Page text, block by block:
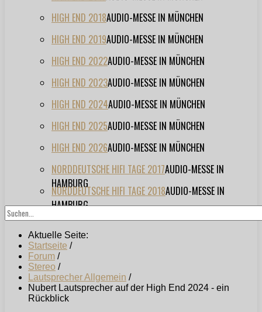
HIGH END 2018AUDIO-MESSE IN MÜNCHEN
HIGH END 2019AUDIO-MESSE IN MÜNCHEN
HIGH END 2022AUDIO-MESSE IN MÜNCHEN
HIGH END 2023AUDIO-MESSE IN MÜNCHEN
HIGH END 2024AUDIO-MESSE IN MÜNCHEN
HIGH END 2025AUDIO-MESSE IN MÜNCHEN
HIGH END 2026AUDIO-MESSE IN MÜNCHEN
NORDDEUTSCHE HIFI TAGE 2017AUDIO-MESSE IN
HAMBURG
NORDDEUTSCHE HIFI TAGE 2018AUDIO-MESSE IN
HAMBURG
Aktuelle Seite:
Startseite /
Forum /
Stereo /
Lautsprecher Allgemein /
Nubert Lautsprecher auf der High End 2024 - ein
Rückblick